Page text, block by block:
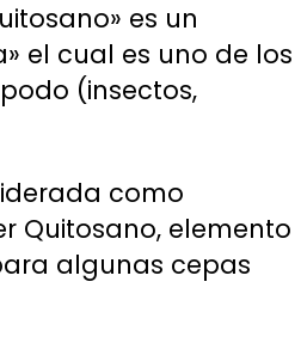
es un
el cual es uno de los
(insectos,
como
Quitosano, elemento
algunas cepas